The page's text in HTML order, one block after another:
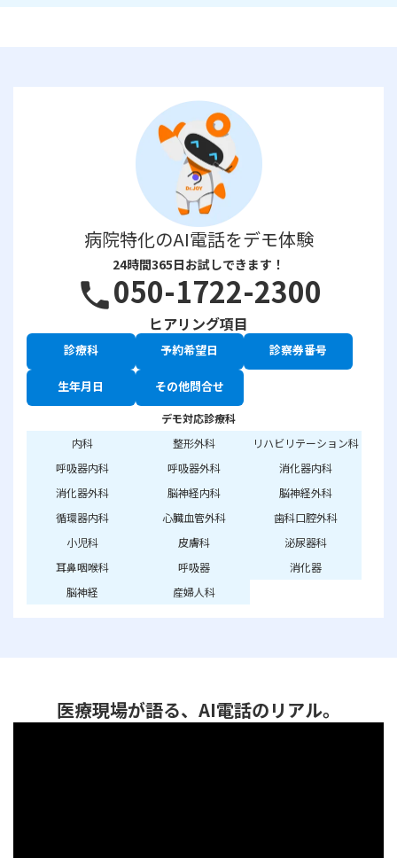
病院特化のAI電話をデモ体験
24時間365日お試しできます！
phone050-1722-2300
ヒアリング項目
診療科 予約希望日 診察券番号
生年月日 その他問合せ
デモ対応診療科
内科
整形外科
リハビリテーション科
呼吸器内科
呼吸器外科
消化器内科
消化器外科
脳神経内科
脳神経外科
循環器内科
心臓血管外科
歯科口腔外科
小児科
皮膚科
泌尿器科
耳鼻咽喉科
呼吸器
消化器
脳神経
産婦人科
医療現場が語る、AI電話のリアル。